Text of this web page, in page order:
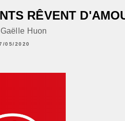
RÊVENT
Huon
05/2020